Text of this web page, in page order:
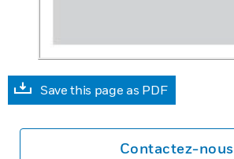
Save this page as PDF
Contactez-nous